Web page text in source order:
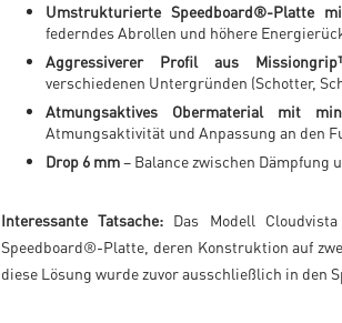
Umstrukturierte Speedboard®-Platte
federndes Abrollen und höhere
Aggressiverer Profil aus
verschiedenen Untergründen (Schotter,
Atmungsaktives Obermaterial mit
Atmungsaktivität und Anpassung an den
Drop 6 mm– Balance zwischen Dämpfung
Interessante Tatsache: Das Modell
Speedboard®-Platte, deren Konstruktion auf
diese Lösung wurde zuvor ausschließlich in den